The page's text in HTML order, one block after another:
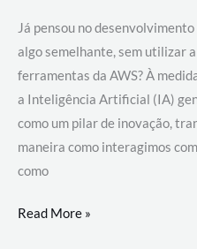
Já pensou no
algo semelhante, sem utilizar
ferramentas da AWS? À
a Inteligência Artificial (IA)
como um pilar de inovação,
maneira como interagimos
como
Desenvolvimento
Read More »